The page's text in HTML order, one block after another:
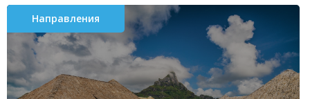
Направления